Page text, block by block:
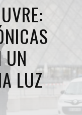
UN
LUZ